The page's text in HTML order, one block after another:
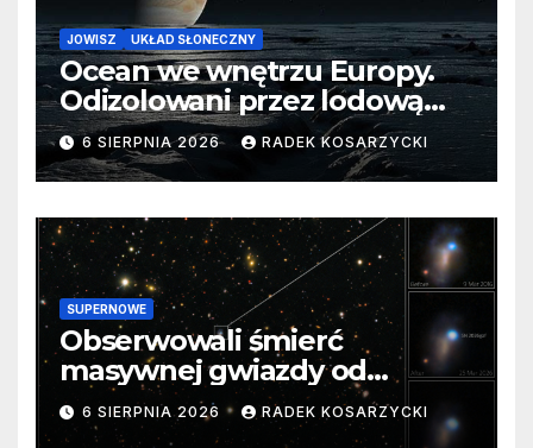
JOWISZ UKŁAD SŁONECZNY
Ocean we wnętrzu Europy.
Odizolowani przez lodową
barierę
6 SIERPNIA 2026 RADEK KOSARZYCKI
SUPERNOWE
Obserwowali śmierć
masywnej gwiazdy od
samego początku. Niezwykle
cenne dane
6 SIERPNIA 2026 RADEK KOSARZYCKI